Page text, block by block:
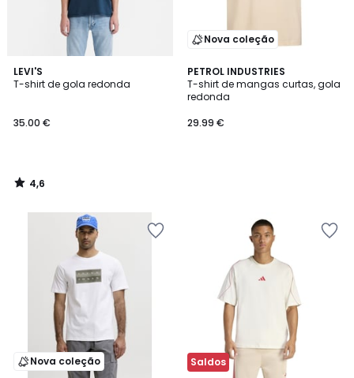
LEVI'S
T-shirt de gola redonda
35.00 €
4,6
/ 5
4,6
/
Nova coleção
PETROL INDUSTRIES
T-shirt de mangas curtas, gola
redonda
29.99 €
Nova coleção Saldos